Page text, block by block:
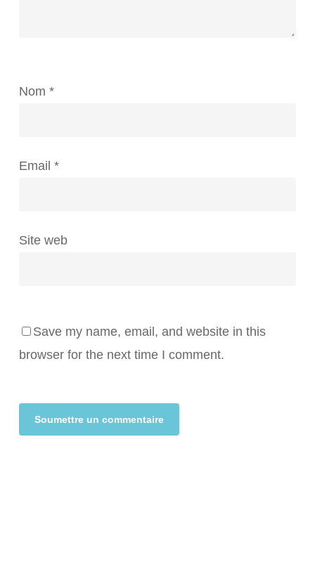
Nom *
Email *
Site web
Save my name, email, and website in this
browser for the next time I comment.